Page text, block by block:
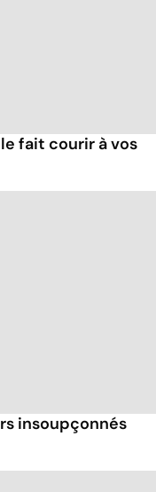
fait courir à vos
insoupçonnés